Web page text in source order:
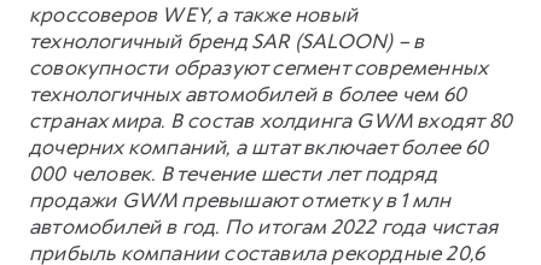
кроссоверов WEY, а также новый
технологичный бренд SAR (SALOON) – в
совокупности образуют сегмент современных
технологичных автомобилей в более чем 60
странах мира. В состав холдинга GWM входят 80
дочерних компаний, а штат включает более 60
000 человек. В течение шести лет подряд
продажи GWM превышают отметку в 1 млн
автомобилей в год. По итогам 2022 года чистая
прибыль компании составила рекордные 20,6